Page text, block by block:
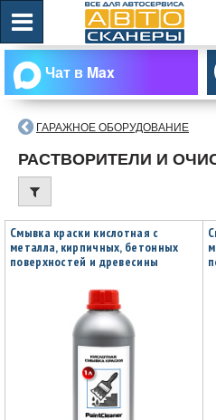
Чат в Max
ГАРАЖНОЕ ОБОРУДОВАНИЕ
РАСТВОРИТЕЛИ И
Смывка краски кислотная с
металла, кирпичных, бетонных
поверхностей и древесины